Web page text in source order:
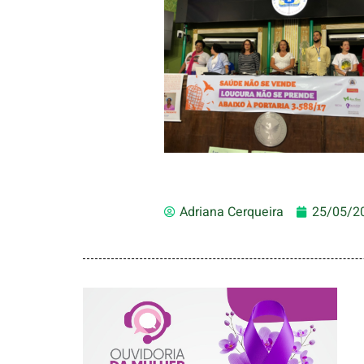
Adriana Cerqueira 25/05/
AGOSTO LILÁS –